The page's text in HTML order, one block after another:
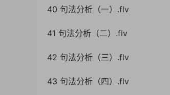
40 句法分析（一）.flv
41 句法分析（二）.flv
42 句法分析（三）.flv
43 句法分析（四）.flv